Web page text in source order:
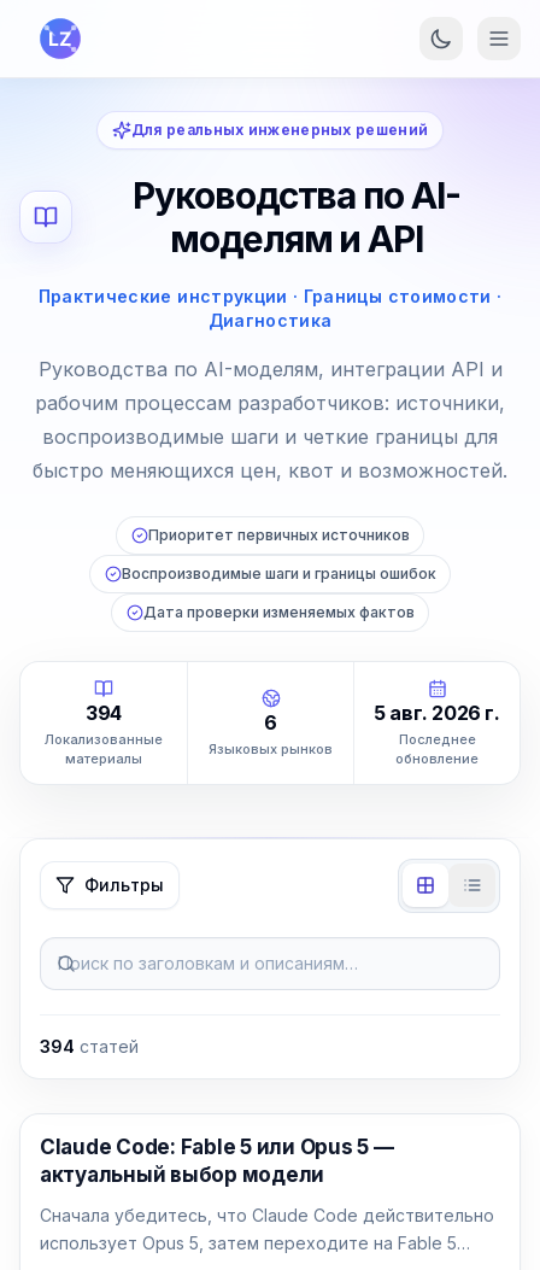
Перейти к основному содержанию
Для реальных инженерных решений
Руководства по AI-
моделям и API
Практические инструкции · Границы стоимости ·
Диагностика
Руководства по AI-моделям, интеграции API и
рабочим процессам разработчиков: источники,
воспроизводимые шаги и четкие границы для
быстро меняющихся цен, квот и возможностей.
Приоритет первичных источников
Воспроизводимые шаги и границы ошибок
Дата проверки изменяемых фактов
394
Локализованные
материалы
6
Языковых рынков
5 авг. 2026 г.
Последнее
обновление
Фильтры
Поиск по заголовкам и описаниям…
394 статей
Claude Code
Claude Code: Fable 5 или Opus 5 —
актуальный выбор модели
Сначала убедитесь, что Claude Code действительно
использует Opus 5, затем переходите на Fable 5